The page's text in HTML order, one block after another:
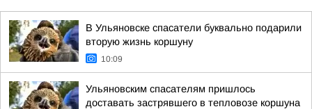
В Ульяновске спасатели буквально подарили
вторую жизнь коршуну
10:09
Ульяновским спасателям пришлось
доставать застрявшего в тепловозе коршуна